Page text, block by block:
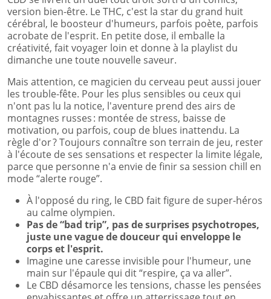
version bien-être. Le THC, c'est la star du grand huit
cérébral, le boosteur d'humeurs, parfois poète, parfois
acrobate de l'esprit. En petite dose, il emballe la
créativité, fait voyager loin et donne à la playlist du
dimanche une toute nouvelle saveur.
Mais attention, ce magicien du cerveau peut aussi jouer
les trouble-fête. Pour les plus sensibles ou ceux qui
n'ont pas lu la notice, l'aventure prend des airs de
montagnes russes : montée de stress, baisse de
motivation, ou parfois, coup de blues inattendu. La
règle d'or ? Toujours connaître son terrain de jeu, rester
à l'écoute de ses sensations et respecter la limite légale,
parce que personne n'a envie de finir sa session chill en
mode “alerte rouge”.
À l'opposé du ring, le CBD fait figure de super-héros
au calme olympien.
Pas de “bad trip”, pas de surprises psychotropes,
juste une vague de douceur qui enveloppe le
corps et l'esprit.
Imagine une caresse invisible pour l'humeur, une
main sur l'épaule qui dit “respire, ça va aller”.
Le CBD désamorce les tensions, chasse les pensées